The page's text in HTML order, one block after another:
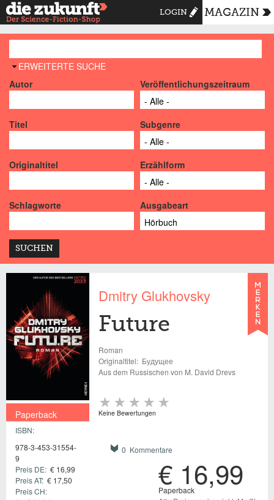
LOGIN MAGAZIN
AUSBLENDEN
ERWEITERTE SUCHE
Autor
Veröffentlichungszeitraum
Titel Subgenre
Originaltitel Erzählform
Schlagworte Ausgabeart
Paperback
ISBN:
978-3-453-31554-
9
Preis DE: € 16,99
Preis AT: € 17,50
Preis CH:
Dmitry Glukhovsky
Future
Roman
Originaltitel: Будущее
Aus dem Russischen von M. David Drevs
Keine Bewertungen
0 Kommentare
€ 16,99
Paperback